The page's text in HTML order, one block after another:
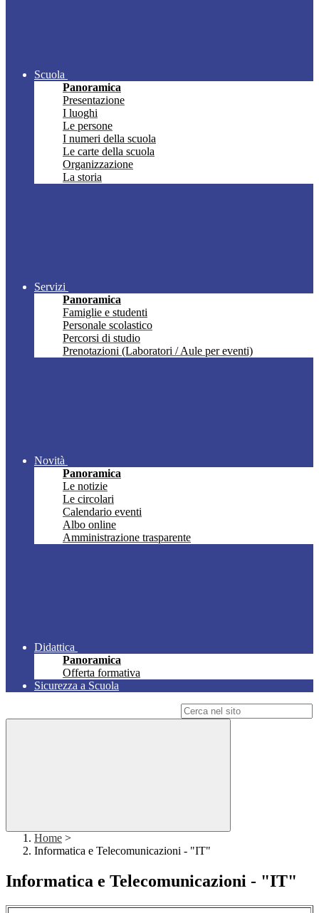
Scuola
Panoramica
Presentazione
I luoghi
Le persone
I numeri della scuola
Le carte della scuola
Organizzazione
La storia
Servizi
Panoramica
Famiglie e studenti
Personale scolastico
Percorsi di studio
Prenotazioni (Laboratori / Aule per eventi)
Novità
Panoramica
Le notizie
Le circolari
Calendario eventi
Albo online
Amministrazione trasparente
Didattica
Panoramica
Offerta formativa
Sicurezza a Scuola
Home >
Informatica e Telecomunicazioni - "IT"
Informatica e Telecomunicazioni - "IT"